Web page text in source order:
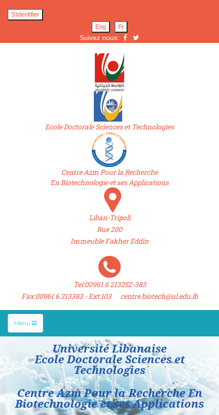
S'identifier
Eng
Fr
Suivez nous:
Ecole Doctorale Sciences et Technologies
Centre Azm Pour la Recherche
En Biotechnologie et ses Applications
Liban-Tripoli
Rue 200
Immeuble Fakher Eddin
Tel:00961 6 213252-383
Fax:00961 6 213383 - Ext:103 centre.biotech@ul.edu.lb
Menu
Université Libanaise
Ecole Doctorale Sciences et
Technologies
Centre Azm Pour la Recherche En
Biotechnologie et ses Applications